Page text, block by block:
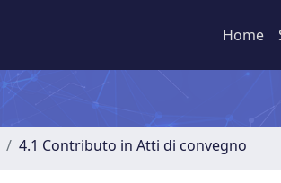
Home
4.1 Contributo in Atti di convegno